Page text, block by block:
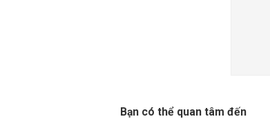
Bạn có thể quan tâm đến